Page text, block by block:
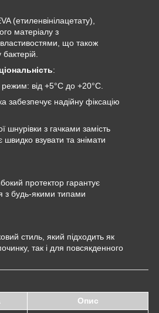
(етиленвінілацетату),
матеріалу з
що також
бактерій.
:
від +5°C до +20°C.
забезпечує надійну фіксацію
шнурівки з гачками замість
швидко взувати та знімати
протектор гарантує
з будь-якими типами
стиль, який підходить як
так і для повсякденного
Опис